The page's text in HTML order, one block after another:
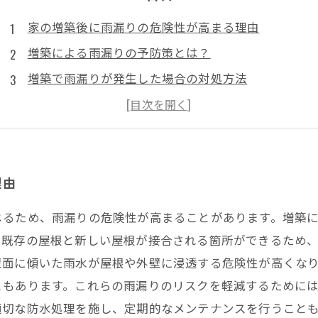
家の増築後に雨漏りの危険性が高まる理由
増築による雨漏りの予防策とは？
増築で雨漏りが発生した場合の対処方法
新旧建材の組み合わせが雨漏りを引き起こすことも
増築前に確認しておきたい雨漏りのポイント
ため、雨漏りの危険性が高まることがあります。増築
存の屋根と新しい屋根が接合される箇所ができるため
に傾いた雨水が屋根や外壁に浸透する危険性が高くな
あります。これらの雨漏りのリスクを軽減するために
な防水処理を施し、定期的なメンテナンスを行うこと